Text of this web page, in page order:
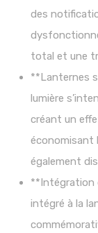
des
total et une
**Lanternes
lumière
créant un
économisant
également
**Intégration
intégré à la